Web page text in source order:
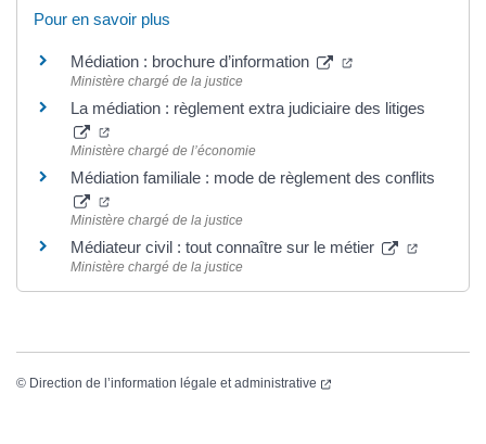
Pour en savoir plus
Médiation : brochure d’information
Ministère chargé de la justice
La médiation : règlement extra judiciaire des litiges
Ministère chargé de l’économie
Médiation familiale : mode de règlement des conflits
Ministère chargé de la justice
Médiateur civil : tout connaître sur le métier
Ministère chargé de la justice
© Direction de l’information légale et administrative